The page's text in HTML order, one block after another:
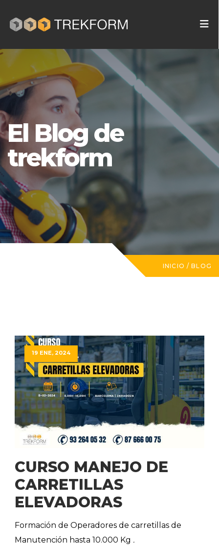
El Blog de
trekform
INICIO / BLOG
19 ENE, 2024
CURSO MANEJO DE
CARRETILLAS
ELEVADORAS
Formación de Operadores de carretillas de
Manutención hasta 10.000 Kg .